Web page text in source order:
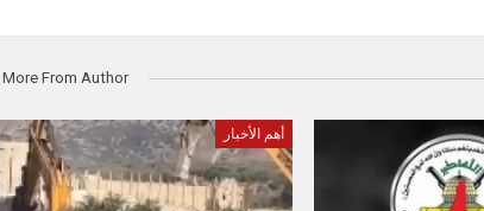
More From Author
أهم الأخبار